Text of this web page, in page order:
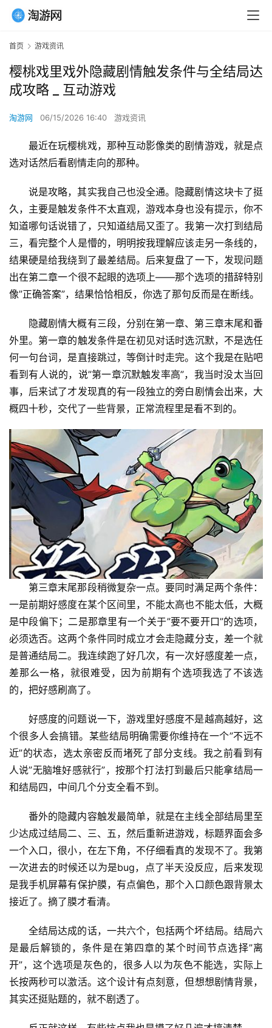
首页 游戏资讯
樱桃戏里戏外隐藏剧情触发条件与全结局达
成攻略 _ 互动游戏
淘游网 06/15/2026 16:40 游戏资讯
最近在玩樱桃戏，那种互动影像类的剧情游戏，就是点
选对话然后看剧情走向的那种。
说是攻略，其实我自己也没全通。隐藏剧情这块卡了挺
久，主要是触发条件不太直观，游戏本身也没有提示，你不
知道哪句话说错了，只知道结局又歪了。我第一次打到结局
三，看完整个人是懵的，明明按我理解应该走另一条线的，
结果硬是给我绕到了最差结局。后来复盘了一下，发现问题
出在第二章一个很不起眼的选项上——那个选项的措辞特别
像”正确答案”，结果恰恰相反，你选了那句反而是在断线。
隐藏剧情大概有三段，分别在第一章、第三章末尾和番
外里。第一章的触发条件是在初见对话时选沉默，不是选任
何一句台词，是直接跳过，等倒计时走完。这个我是在贴吧
看到有人说的，说”第一章沉默触发率高”，我当时没太当回
事，后来试了才发现真的有一段独立的旁白剧情会出来，大
概四十秒，交代了一些背景，正常流程里是看不到的。
第三章末尾那段稍微复杂一点。要同时满足两个条件：
一是前期好感度在某个区间里，不能太高也不能太低，大概
是中段偏下；二是那章里有一个关于”要不要开口”的选项，
必须选否。这两个条件同时成立才会走隐藏分支，差一个就
是普通结局二。我连续跑了好几次，有一次好感度差一点，
差那么一格，就很难受，因为前期有个选项我选了不该选
的，把好感刷高了。
好感度的问题说一下，游戏里好感度不是越高越好，这
个很多人会搞错。某些结局明确需要你维持在一个”不远不
近”的状态，选太亲密反而堵死了部分支线。我之前看到有
人说”无脑堆好感就行”，按那个打法打到最后只能拿结局一
和结局四，中间几个分支全看不到。
番外的隐藏内容触发最简单，就是在主线全部结局里至
少达成过结局二、三、五，然后重新进游戏，标题界面会多
一个入口，很小，在左下角，不仔细看真的发现不了。我第
一次进去的时候还以为是bug，点了半天没反应，后来发现
是我手机屏幕有保护膜，有点偏色，那个入口颜色跟背景太
接近了。摘了膜才看清。
全结局达成的话，一共六个，包括两个坏结局。结局六
是最后解锁的，条件是在第四章的某个时间节点选择”离
开”，这个选项是灰色的，很多人以为灰色不能选，实际上
长按两秒可以激活。这个设计有点刻意，但想想剧情背景，
其实还挺贴题的，就不剧透了。